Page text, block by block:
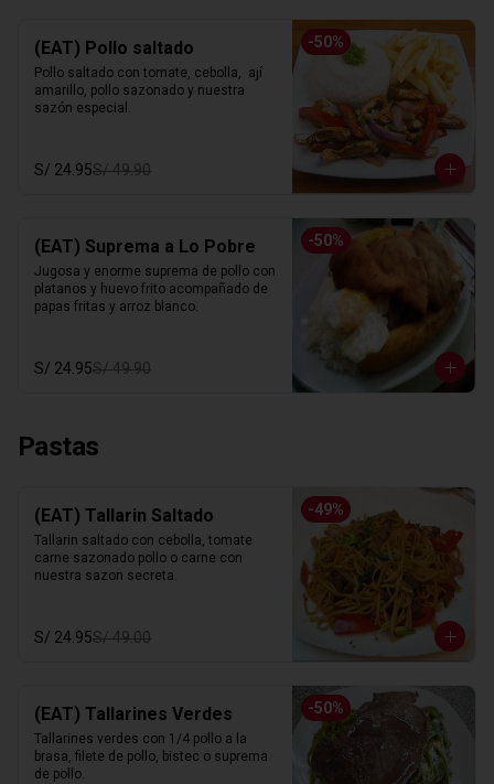
-50%
(EAT) Pollo saltado
Pollo saltado con tomate, cebolla,  ají
amarillo, pollo sazonado y nuestra
sazón especial.
S/ 24.95S/ 49.90
-50%
(EAT) Suprema a Lo Pobre
Jugosa y enorme suprema de pollo con
platanos y huevo frito acompañado de
papas fritas y arroz blanco.
S/ 24.95S/ 49.90
Pastas
-49%
(EAT) Tallarin Saltado
Tallarin saltado con cebolla, tomate
carne sazonado pollo o carne con
nuestra sazon secreta.
S/ 24.95S/ 49.00
-50%
(EAT) Tallarines Verdes
Tallarines verdes con 1/4 pollo a la
brasa, filete de pollo, bistec o suprema
de pollo.